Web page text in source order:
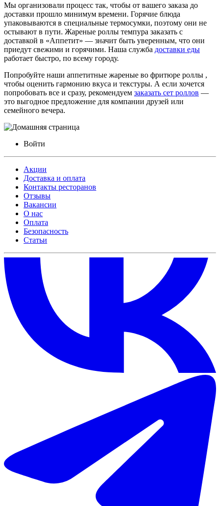
Мы организовали процесс так, чтобы от вашего заказа до
доставки прошло минимум времени. Горячие блюда
упаковываются в специальные термосумки, поэтому они не
остывают в пути. Жареные роллы темпура заказать с
доставкой в «Аппетит» — значит быть уверенным, что они
приедут свежими и горячими. Наша служба доставки еды
работает быстро, по всему городу.
Попробуйте наши аппетитные жареные во фритюре роллы ,
чтобы оценить гармонию вкуса и текстуры. А если хочется
попробовать все и сразу, рекомендуем заказать сет роллов —
это выгодное предложение для компании друзей или
семейного вечера.
Войти
Акции
Доставка и оплата
Контакты ресторанов
Отзывы
Вакансии
О нас
Оплата
Безопасность
Статьи